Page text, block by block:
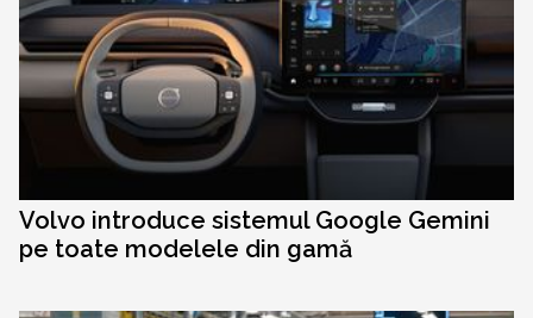
Volvo introduce sistemul Google Gemini
pe toate modelele din gamă